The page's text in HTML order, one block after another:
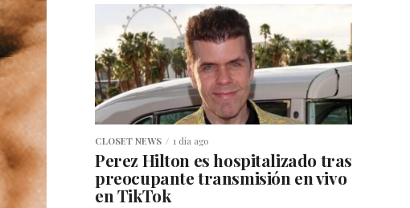
CLOSET NEWS 1 día ago
Perez Hilton es hospitalizado tras
preocupante transmisión en vivo
en TikTok